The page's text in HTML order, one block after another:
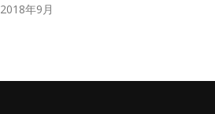
2018年9月